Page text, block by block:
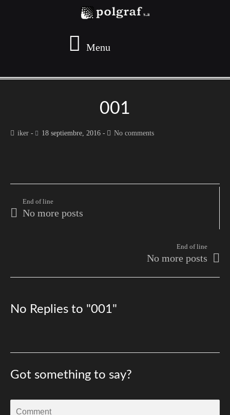
Menu
001
iker 18 septiembre, 2016 No comments
End of line
No more posts
End of line
No more posts
No Replies to "001"
Got something to say?